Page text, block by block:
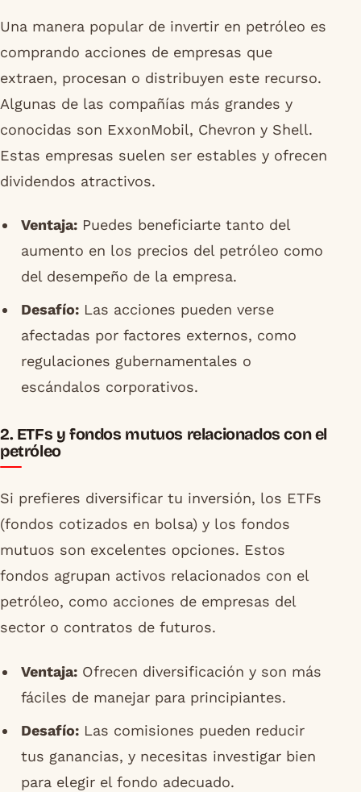
Una manera popular de invertir en petróleo es
comprando acciones de empresas que
extraen, procesan o distribuyen este recurso.
Algunas de las compañías más grandes y
conocidas son ExxonMobil, Chevron y Shell.
Estas empresas suelen ser estables y ofrecen
dividendos atractivos.
Ventaja:Puedes beneficiarte tanto del
aumento en los precios del petróleo como
del desempeño de la empresa.
Desafío:Las acciones pueden verse
afectadas por factores externos, como
regulaciones gubernamentales o
escándalos corporativos.
2. ETFs y fondos mutuos relacionados con el
petróleo
Si prefieres diversificar tu inversión, los ETFs
(fondos cotizados en bolsa) y los fondos
mutuos son excelentes opciones. Estos
fondos agrupan activos relacionados con el
petróleo, como acciones de empresas del
sector o contratos de futuros.
Ventaja:Ofrecen diversificación y son más
fáciles de manejar para principiantes.
Desafío:Las comisiones pueden reducir
tus ganancias, y necesitas investigar bien
para elegir el fondo adecuado.